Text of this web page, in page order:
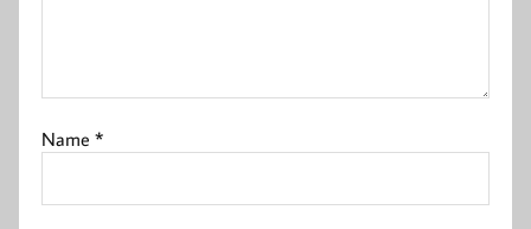
Name*